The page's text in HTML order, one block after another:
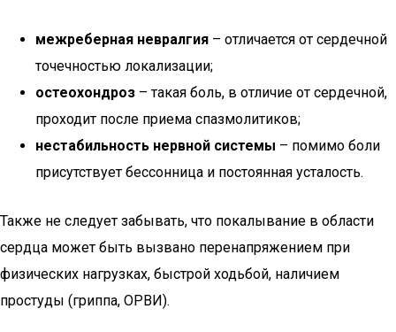
межреберная невралгия – отличается от сердечной
точечностью локализации;
остеохондроз – такая боль, в отличие от сердечной,
проходит после приема спазмолитиков;
нестабильность нервной системы – помимо боли
присутствует бессонница и постоянная усталость.
Также не следует забывать, что покалывание в области
сердца может быть вызвано перенапряжением при
физических нагрузках, быстрой ходьбой, наличием
простуды (гриппа, ОРВИ).